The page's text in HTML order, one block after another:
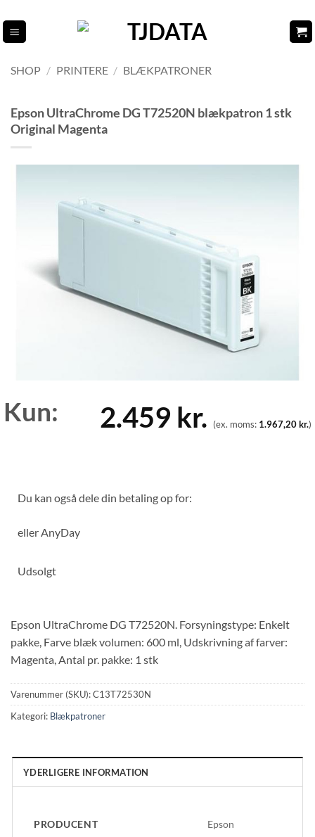
til
indhold
SHOP / PRINTERE / BLÆKPATRONER
Epson UltraChrome DG T72520N blækpatron 1 stk
Original Magenta
Kun: 2.459 kr. (ex. moms: 1.967,20kr.)
Du kan også dele din betaling op for:
ellerAnyDay
Udsolgt
Epson UltraChrome DG T72520N. Forsyningstype: Enkelt
pakke, Farve blæk volumen: 600 ml, Udskrivning af farver:
Magenta, Antal pr. pakke: 1 stk
Varenummer (SKU):C13T72530N
Kategori: Blækpatroner
YDERLIGERE INFORMATION
PRODUCENT Epson